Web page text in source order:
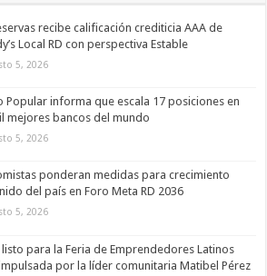
recibe calificación crediticia AAA de
Local RD con perspectiva Estable
5, 2026
Popular informa que escala 17 posiciones en
mejores bancos del mundo
5, 2026
ponderan medidas para crecimiento
del país en Foro Meta RD 2036
5, 2026
para la Feria de Emprendedores Latinos
por la líder comunitaria Matibel Pérez